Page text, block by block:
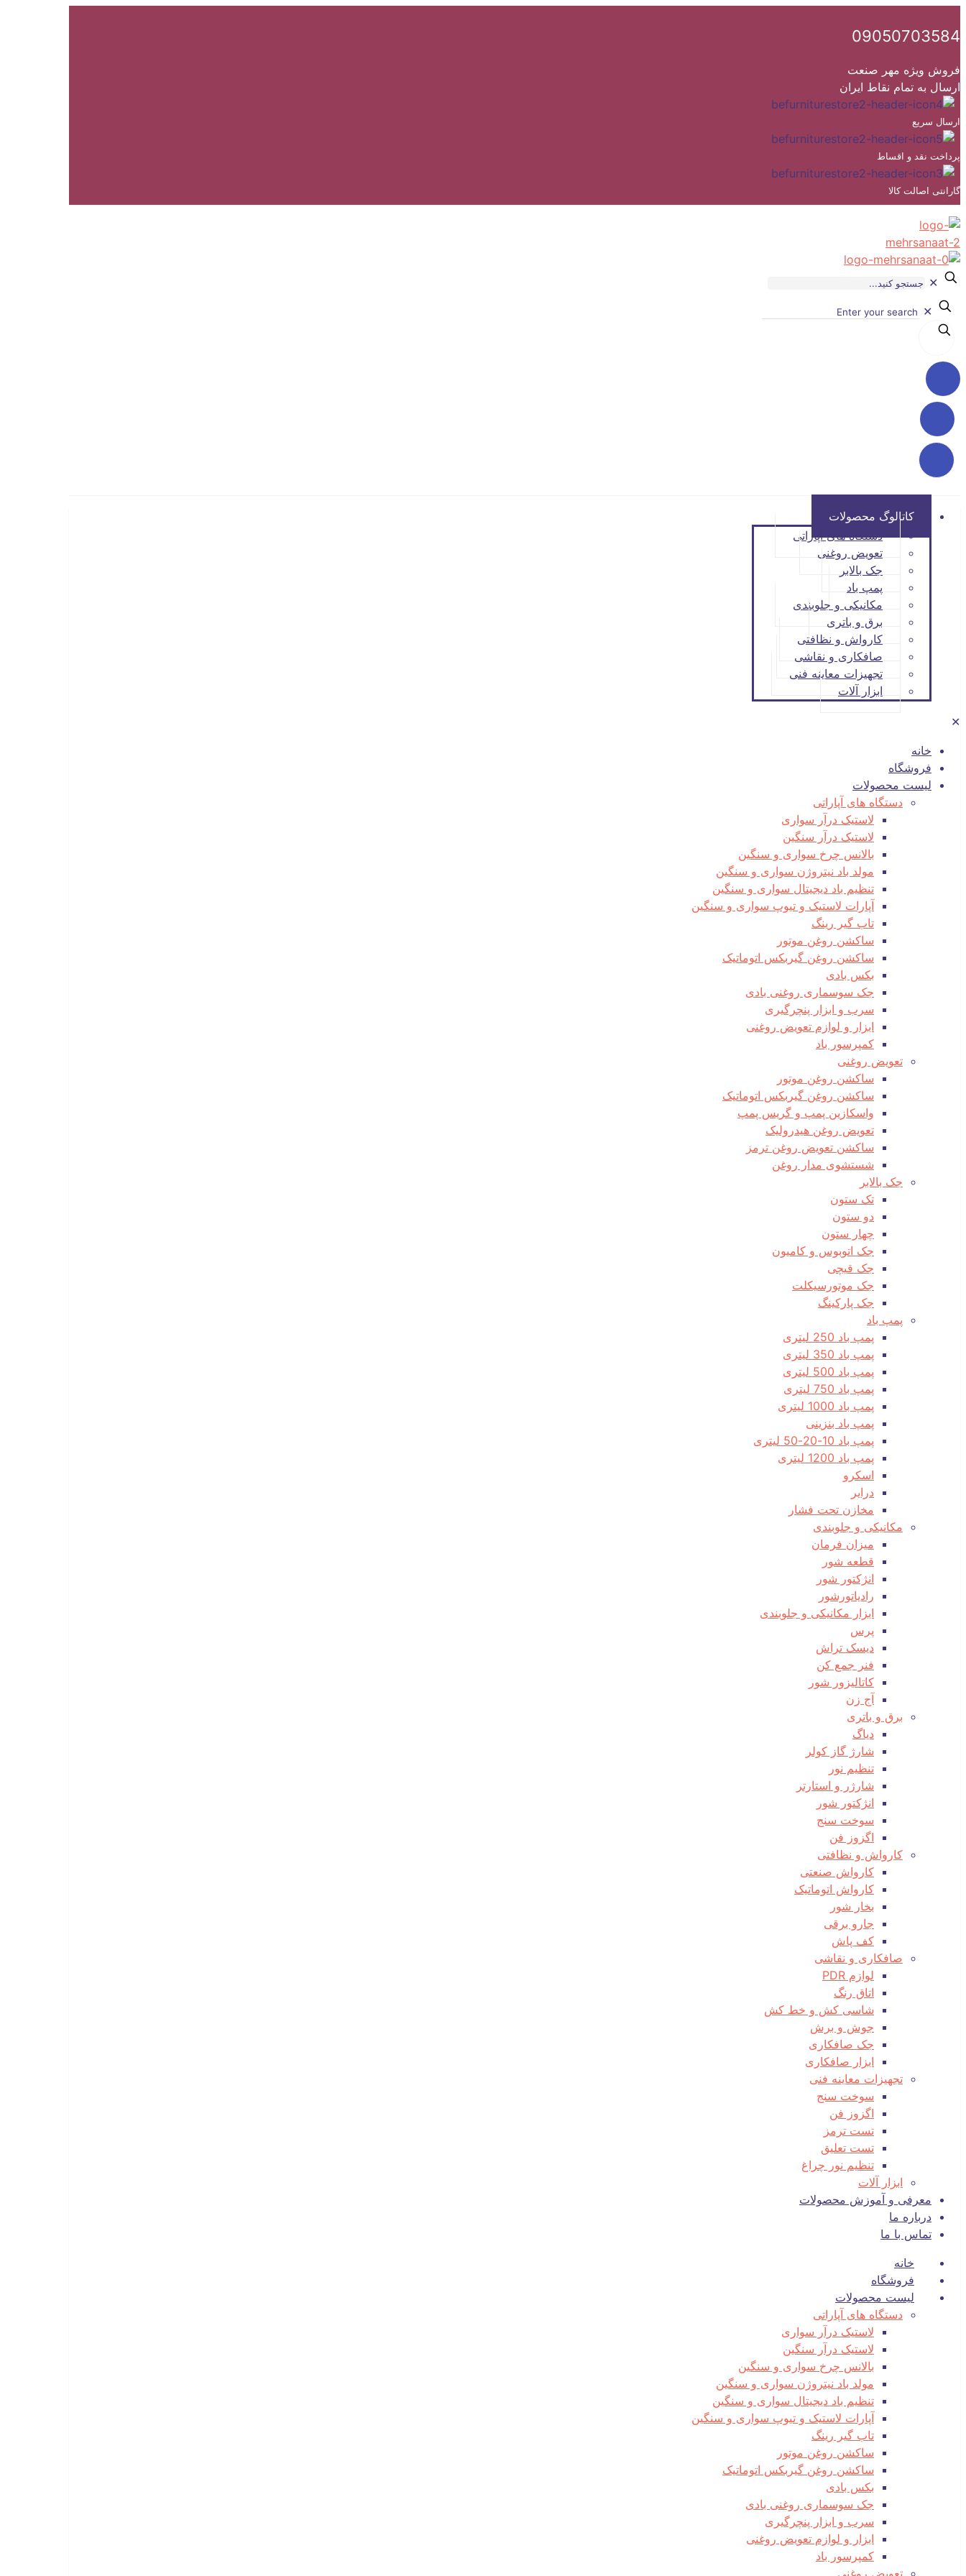
09050703584
فروش ویژه مهر صنعت
ارسال به تمام نقاط ایران
ارسال سریع
پرداخت نقد و اقساط
گارانتی اصالت کالا
✕
✕
کاتالوگ محصولات
دستگاه های آپاراتی
تعویض روغنی
جک بالابر
پمپ باد
مکانیکی و جلوبندی
برق و باتری
کارواش و نظافتی
صافکاری و نقاشی
تجهیزات معاینه فنی
ابزار آلات
✕
خانه
فروشگاه
لیست محصولات
دستگاه های آپاراتی
لاستیک درآر سواری
لاستیک درآر سنگین
بالانس چرخ سواری و سنگین
مولد باد نیتروژن سواری و سنگین
تنظیم باد دیجیتال سواری و سنگین
آپارات لاستیک و تیوپ سواری و سنگین
تاب گیر رینگ
ساکشن روغن موتور
ساکشن روغن گیربکس اتوماتیک
بکس بادی
جک سوسماری روغنی بادی
سرب و ابزار پنچرگیری
ابزار و لوازم تعویض روغنی
کمپرسور باد
تعویض روغنی
ساکشن روغن موتور
ساکشن روغن گیربکس اتوماتیک
واسکازین پمپ و گریس پمپ
تعویض روغن هیدرولیک
ساکشن تعویض روغن ترمز
شستشوی مدار روغن
جک بالابر
تک ستون
دو ستون
چهار ستون
جک اتوبوس و کامیون
جک قیچی
جک موتورسیکلت
جک پارکینگ
پمپ باد
پمپ باد 250 لیتری
پمپ باد 350 لیتری
پمپ باد 500 لیتری
پمپ باد 750 لیتری
پمپ باد 1000 لیتری
پمپ باد بنزینی
پمپ باد 10-20-50 لیتری
پمپ باد 1200 لیتری
اسکرو
درایر
مخازن تحت فشار
مکانیکی و جلوبندی
میزان فرمان
قطعه شور
انژکتور شور
رادیاتورشور
ابزار مکانیکی و جلوبندی
پرس
دیسک تراش
فنر جمع کن
کاتالیزور شور
آج زن
برق و باتری
دیاگ
شارژ گاز کولر
تنظیم نور
شارژر و استارتر
انژکتور شور
سوخت سنج
اگزوز فن
کارواش و نظافتی
کارواش صنعتی
کارواش اتوماتیک
بخار شور
جارو برقی
کف پاش
صافکاری و نقاشی
لوازم PDR
اتاق رنگ
شاسی کش و خط کش
جوش و برش
جک صافکاری
ابزار صافکاری
تجهیزات معاینه فنی
سوخت سنج
اگزوز فن
تست ترمز
تست تعلیق
تنظیم نور چراغ
ابزار آلات
معرفی و آموزش محصولات
درباره ما
تماس با ما
خانه
فروشگاه
لیست محصولات
دستگاه های آپاراتی
لاستیک درآر سواری
لاستیک درآر سنگین
بالانس چرخ سواری و سنگین
مولد باد نیتروژن سواری و سنگین
تنظیم باد دیجیتال سواری و سنگین
آپارات لاستیک و تیوپ سواری و سنگین
تاب گیر رینگ
ساکشن روغن موتور
ساکشن روغن گیربکس اتوماتیک
بکس بادی
جک سوسماری روغنی بادی
سرب و ابزار پنچرگیری
ابزار و لوازم تعویض روغنی
کمپرسور باد
تعویض روغنی